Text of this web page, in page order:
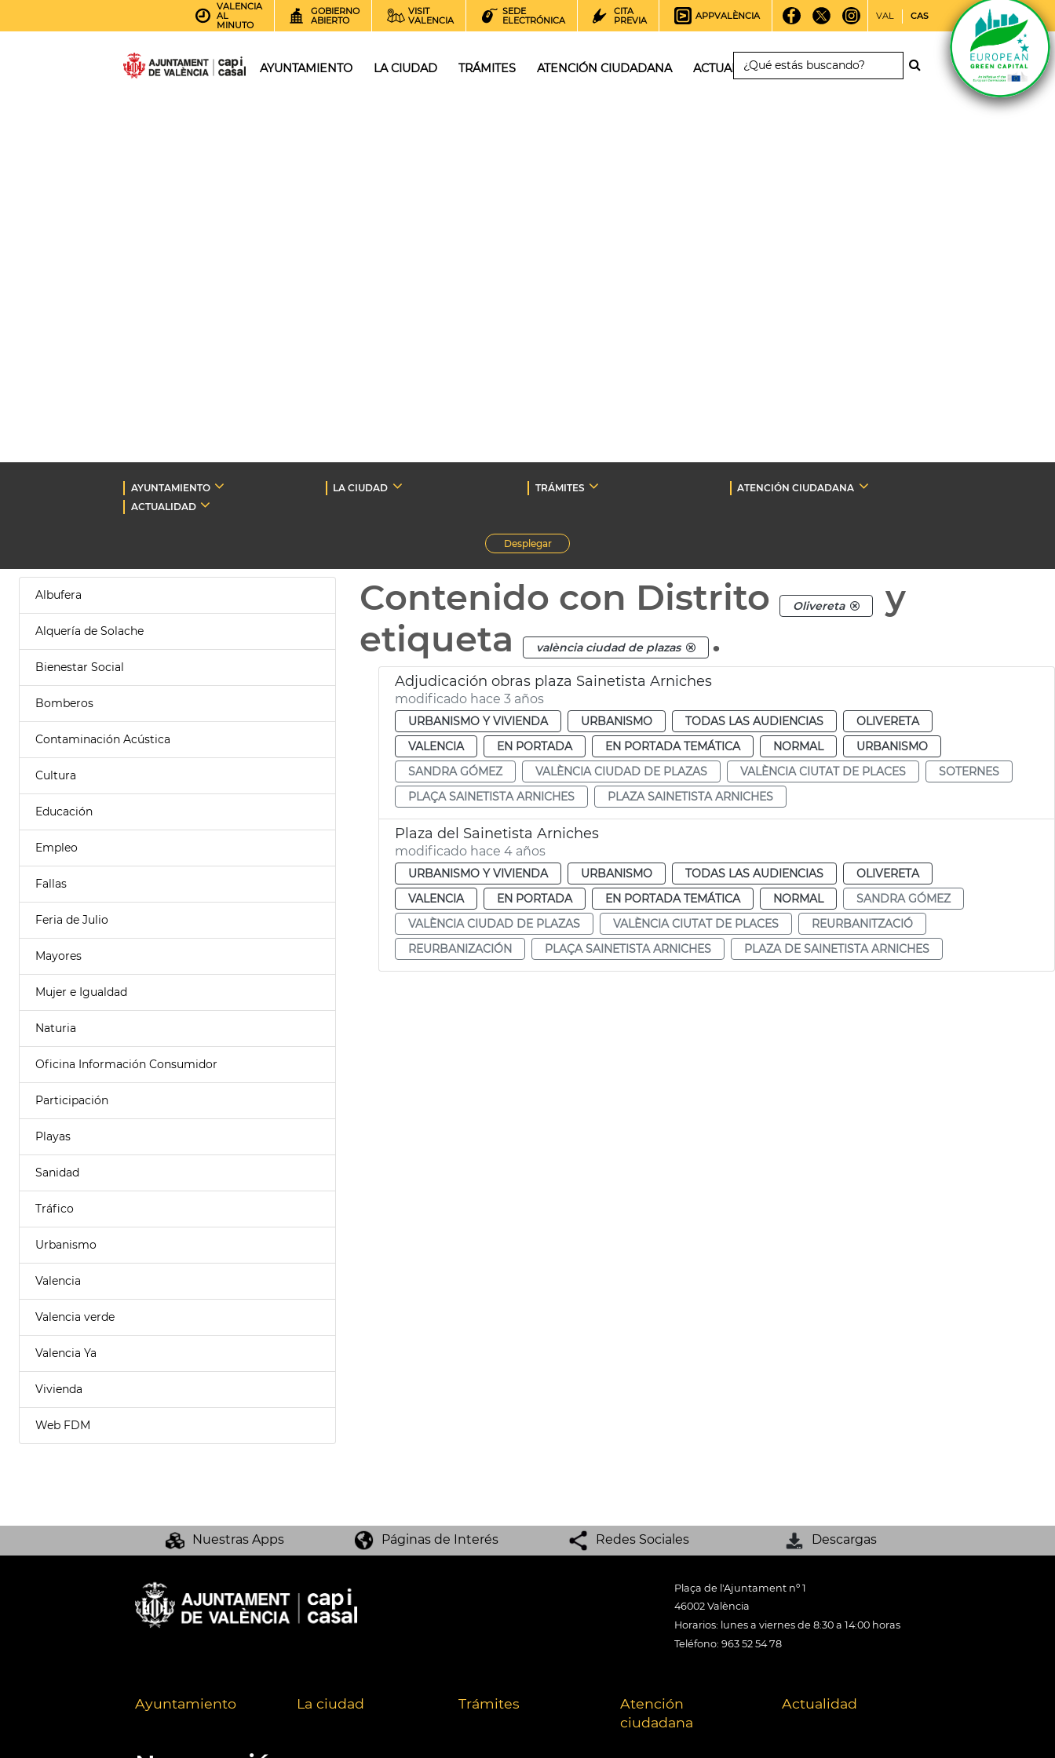
VALENCIA
AL
MINUTO
GOBIERNO
ABIERTO
VISIT
VALENCIA
SEDE
ELECTRÓNICA
CITA
PREVIA
APPVALÈNCIA VAL CAS
AYUNTAMIENTO LA CIUDAD TRÁMITES ATENCIÓN CIUDADANA ACTUALIDAD
AYUNTAMIENTO LA CIUDAD TRÁMITES
ATENCIÓN CIUDADANA
ACTUALIDAD
Desplegar
Albufera
Alquería de Solache
Bienestar Social
Bomberos
Contaminación Acústica
Cultura
Educación
Empleo
Fallas
Feria de Julio
Mayores
Mujer e Igualdad
Naturia
Oficina Información Consumidor
Participación
Playas
Sanidad
Tráfico
Urbanismo
Valencia
Valencia verde
Valencia Ya
Vivienda
Web FDM
Contenido con Distrito Olivereta
y
etiqueta
valència ciudad de plazas .
Adjudicación obras plaza Sainetista Arniches
modificado hace 3 años
URBANISMO Y VIVIENDA URBANISMO TODAS LAS AUDIENCIAS
OLIVERETA
VALENCIA
EN PORTADA EN PORTADA TEMÁTICA NORMAL
URBANISMO
SANDRA GÓMEZ
VALÈNCIA CIUDAD DE PLAZAS VALÈNCIA CIUTAT DE PLACES
SOTERNES
PLAÇA SAINETISTA ARNICHES
PLAZA SAINETISTA ARNICHES
Plaza del Sainetista Arniches
modificado hace 4 años
URBANISMO Y VIVIENDA URBANISMO TODAS LAS AUDIENCIAS
OLIVERETA
VALENCIA
EN PORTADA EN PORTADA TEMÁTICA NORMAL
SANDRA GÓMEZ
VALÈNCIA CIUDAD DE PLAZAS
VALÈNCIA CIUTAT DE PLACES
REURBANITZACIÓ
REURBANIZACIÓN
PLAÇA SAINETISTA ARNICHES PLAZA DE SAINETISTA ARNICHES
Nuestras Apps Páginas de Interés Redes Sociales Descargas
Plaça de l'Ajuntament nº 1
46002 València
Horarios: lunes a viernes de 8:30 a 14:00 horas
Teléfono: 963 52 54 78
Ayuntamiento La ciudad Trámites
Atención
ciudadana
Actualidad